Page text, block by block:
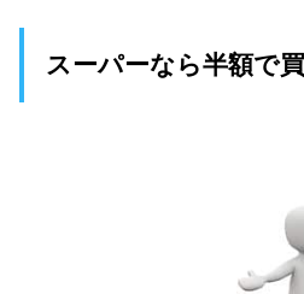
スーパーなら半額で買